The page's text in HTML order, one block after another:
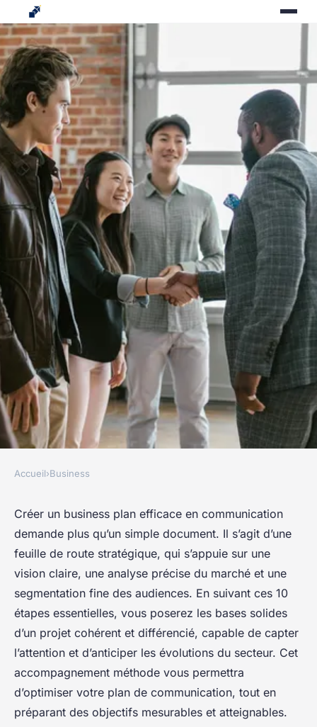
10 étapes pour créer un
business plan gagnant en
communication
Mila•23 octobre 2025•12 min de lecture
Accueil›Business
Créer un business plan efficace en communication
demande plus qu’un simple document. Il s’agit d’une
feuille de route stratégique, qui s’appuie sur une
vision claire, une analyse précise du marché et une
segmentation fine des audiences. En suivant ces 10
étapes essentielles, vous poserez les bases solides
d’un projet cohérent et différencié, capable de capter
l’attention et d’anticiper les évolutions du secteur. Cet
accompagnement méthode vous permettra
d’optimiser votre plan de communication, tout en
préparant des objectifs mesurables et atteignables.